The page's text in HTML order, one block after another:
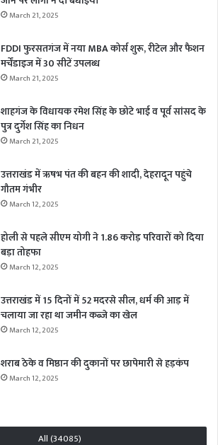
March 21, 2025
FDDI फुरसतगंज में नया MBA कोर्स शुरू, रीटेल और फैशन
मर्चेंडाइज में 30 सीटें उपलब्ध
March 21, 2025
शाहगंज के विधायक रमेश सिंह के छोटे भाई व पूर्व सांसद के
पुत्र दुर्गेश सिंह का निधन
March 21, 2025
उत्तराखंड में ऋषभ पंत की बहन की शादी, देहरादून पहुंचे
गौतम गंभीर
March 12, 2025
होली से पहले सीएम योगी ने 1.86 करोड़ परिवारों को दिया
बड़ा तोहफा
March 12, 2025
उत्तराखंड में 15 दिनों में 52 मदरसे सील, धर्म की आड़ में
चलाया जा रहा था जमीन कब्जे का खेल
March 12, 2025
शराब ठेके व मिष्ठान की दुकानों पर छापेमारी से हड़कंप
March 12, 2025
All (34085)